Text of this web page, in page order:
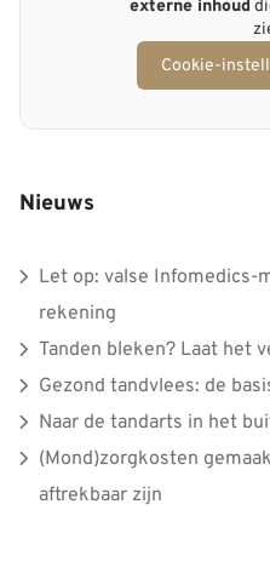
externe inhoud
Cookie-
Nieuws
Let op: valse Infomedics-
rekening
Tanden bleken? Laat het
Gezond tandvlees: de
Naar de tandarts in het
(Mond)zorgkosten
aftrekbaar zijn